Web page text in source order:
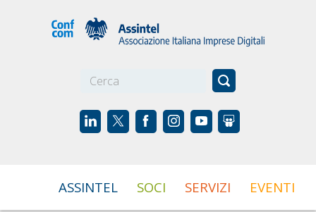
ASSINTEL SOCI SERVIZI EVENTI